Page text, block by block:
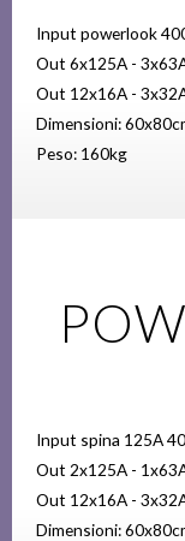
Input powerlook
Out 6x125A -
Out 12x16A -
Dimensioni:
Peso: 160kg
Input spina 125A
Out 2x125A -
Out 12x16A -
Dimensioni: